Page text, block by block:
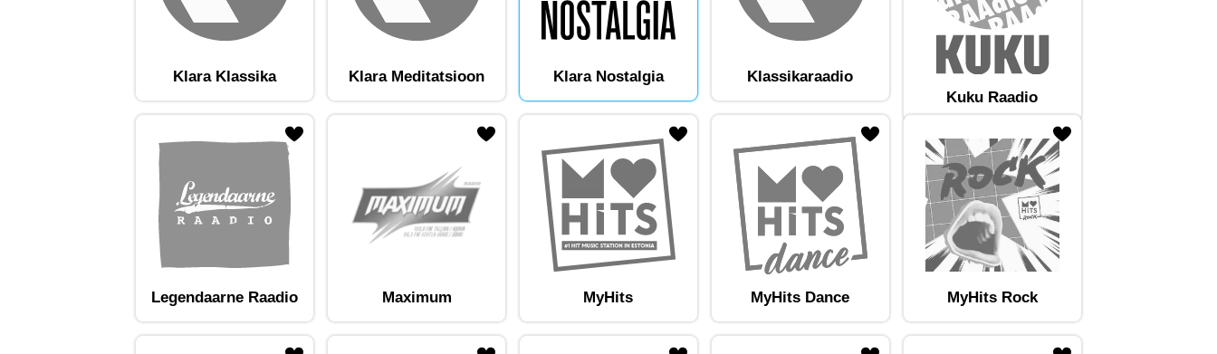
Klara Klassika Klara Meditatsioon Klara Nostalgia Klassikaraadio
Kuku Raadio
Legendaarne Raadio Maximum MyHits
Lisa raadiojaam lemmikute hulka
MyHits Dance
Lisa raadiojaam lemmikute hulka
MyHits Rock
Lisa raadiojaam lemmikute hulka
Lisa raadiojaam lemmikute hulkaLisa raadiojaam lemmikute hulkaLisa raadiojaam lemmikute hulka